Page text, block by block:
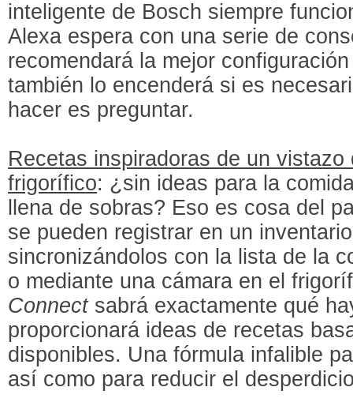
inteligente de Bosch siempre
Alexa espera con una serie de
recomendará la mejor
también lo encenderá si es
hacer es preguntar.
Recetas inspiradoras de un vistazo
frigorífico: ¿sin ideas para la
llena de sobras? Eso es cosa del
se pueden registrar en un
sincronizándolos con la lista de la
o mediante una cámara en el
Connectsabrá exactamente qué
proporcionará ideas de recetas
disponibles. Una fórmula infalible
así como para reducir el